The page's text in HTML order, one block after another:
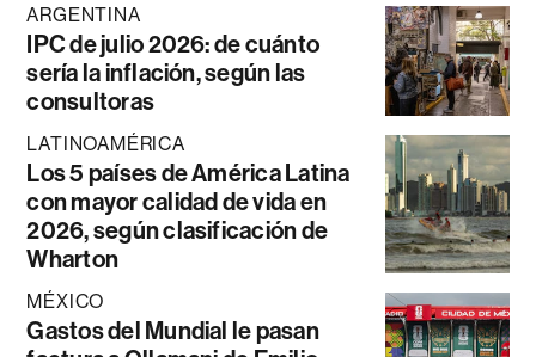
ARGENTINA
IPC de julio 2026: de cuánto
sería la inflación, según las
consultoras
LATINOAMÉRICA
Los 5 países de América Latina
con mayor calidad de vida en
2026, según clasificación de
Wharton
MÉXICO
Gastos del Mundial le pasan